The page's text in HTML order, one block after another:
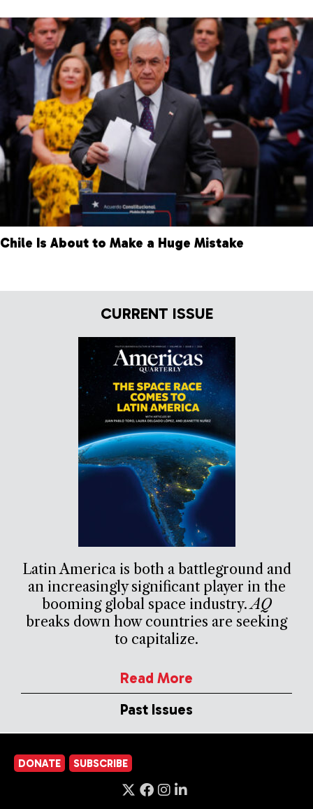
Chile Is About to Make a Huge Mistake
CURRENT ISSUE
Latin America is both a battleground and
an increasingly significant player in the
booming global space industry.AQ
breaks down how countries are seeking
to capitalize.
Read More
Past Issues
DONATE SUBSCRIBE